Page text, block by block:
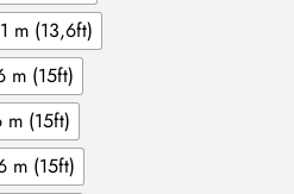
m (13,6ft)
m (15ft)
(15ft)
m (15ft)